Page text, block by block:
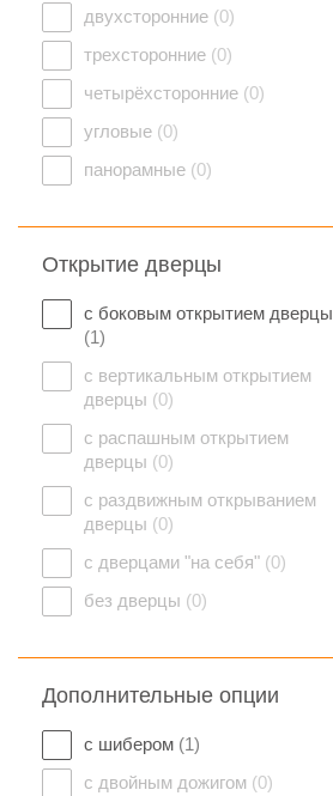
двухсторонние (0)
трехсторонние (0)
четырёхсторонние (0)
угловые (0)
панорамные (0)
Открытие дверцы
с боковым открытием дверцы
(1)
с вертикальным открытием
дверцы (0)
с распашным открытием
дверцы (0)
с раздвижным открыванием
дверцы (0)
с дверцами "на себя" (0)
без дверцы (0)
Дополнительные опции
с шибером (1)
с двойным дожигом (0)